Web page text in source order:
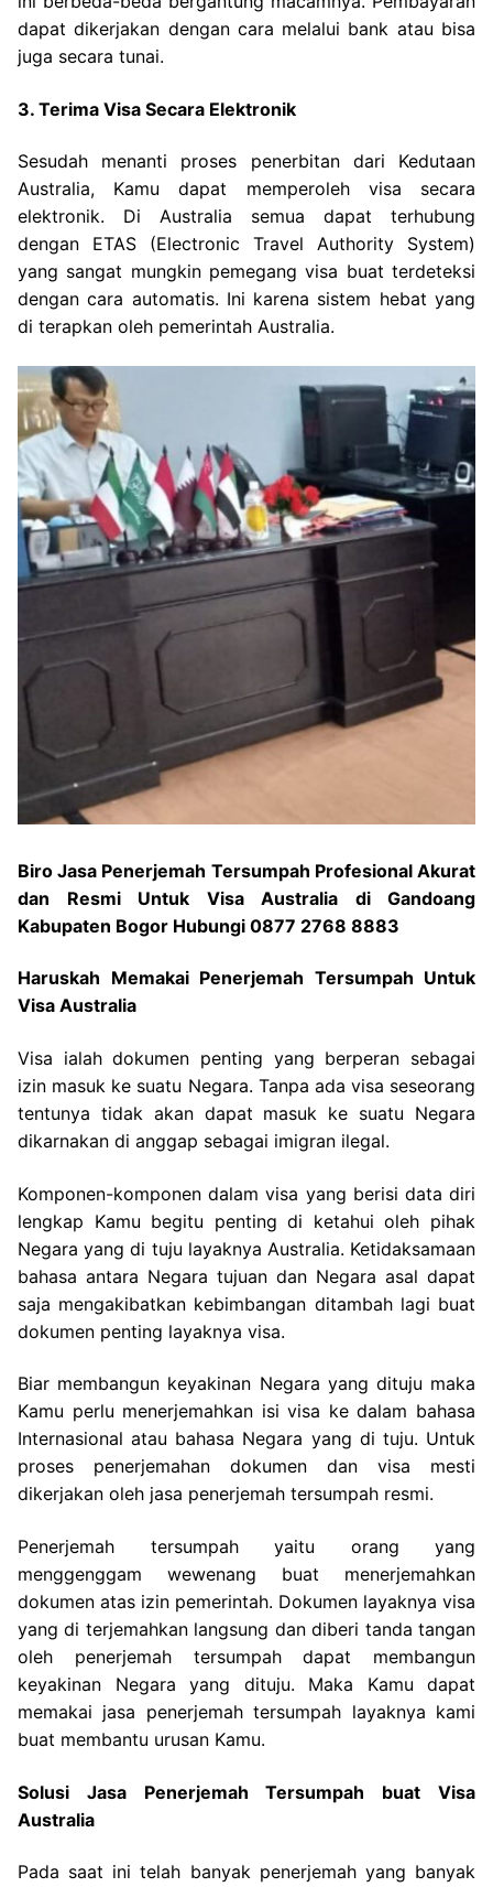
dapat dikerjakan dengan cara melalui bank atau bisa
juga secara tunai.
3. Terima Visa Secara Elektronik
Sesudah menanti proses penerbitan dari Kedutaan
Australia, Kamu dapat memperoleh visa secara
elektronik. Di Australia semua dapat terhubung
dengan ETAS (Electronic Travel Authority System)
yang sangat mungkin pemegang visa buat terdeteksi
dengan cara automatis. Ini karena sistem hebat yang
di terapkan oleh pemerintah Australia.
Biro Jasa Penerjemah Tersumpah Profesional Akurat
dan Resmi Untuk Visa Australia di Gandoang
Kabupaten Bogor Hubungi 0877 2768 8883
Haruskah Memakai Penerjemah Tersumpah Untuk
Visa Australia
Visa ialah dokumen penting yang berperan sebagai
izin masuk ke suatu Negara. Tanpa ada visa seseorang
tentunya tidak akan dapat masuk ke suatu Negara
dikarnakan di anggap sebagai imigran ilegal.
Komponen-komponen dalam visa yang berisi data diri
lengkap Kamu begitu penting di ketahui oleh pihak
Negara yang di tuju layaknya Australia. Ketidaksamaan
bahasa antara Negara tujuan dan Negara asal dapat
saja mengakibatkan kebimbangan ditambah lagi buat
dokumen penting layaknya visa.
Biar membangun keyakinan Negara yang dituju maka
Kamu perlu menerjemahkan isi visa ke dalam bahasa
Internasional atau bahasa Negara yang di tuju. Untuk
proses penerjemahan dokumen dan visa mesti
dikerjakan oleh jasa penerjemah tersumpah resmi.
Penerjemah tersumpah yaitu orang yang
menggenggam wewenang buat menerjemahkan
dokumen atas izin pemerintah. Dokumen layaknya visa
yang di terjemahkan langsung dan diberi tanda tangan
oleh penerjemah tersumpah dapat membangun
keyakinan Negara yang dituju. Maka Kamu dapat
memakai jasa penerjemah tersumpah layaknya kami
buat membantu urusan Kamu.
Solusi Jasa Penerjemah Tersumpah buat Visa
Australia
Pada saat ini telah banyak penerjemah yang banyak